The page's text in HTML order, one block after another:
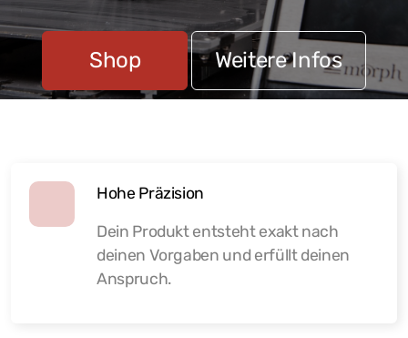
Shop Weitere Infos
Hohe Präzision
Dein Produkt entsteht exakt nach
deinen Vorgaben und erfüllt deinen
Anspruch.